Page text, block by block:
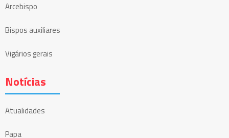
Arcebispo
Bispos auxiliares
Vigários gerais
Notícias
Atualidades
Papa